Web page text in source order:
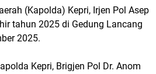
(Kapolda) Kepri, Irjen Pol Asep
tahun 2025 di Gedung Lancang
2025.
Kepri, Brigjen Pol Dr. Anom